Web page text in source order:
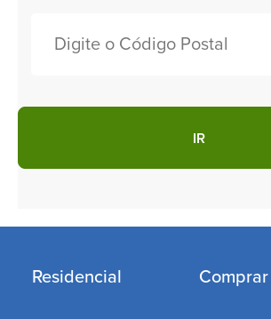
Residencial Comprar